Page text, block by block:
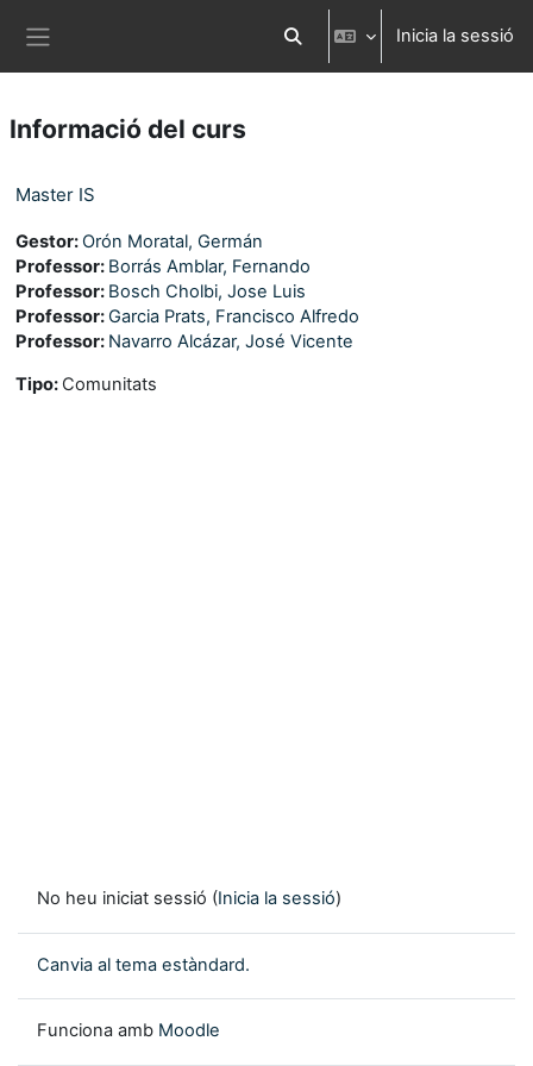
Commuta l'entrada de la cerca
Inicia la sessió
Informació del curs
Master IS
Gestor:Orón Moratal, Germán
Professor: Borrás Amblar, Fernando
Professor: Bosch Cholbi, Jose Luis
Professor:Garcia Prats, Francisco Alfredo
Professor: Navarro Alcázar, José Vicente
Tipo: Comunitats
No heu iniciat sessió (Inicia la sessió)
Canvia al tema estàndard.
Funciona amb Moodle